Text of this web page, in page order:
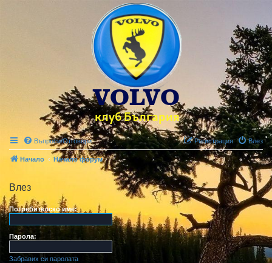
Въпроси/Отговори Влез
Регистрация
Начало Начало форум
Влез
Потребителско име:
Парола:
Забравих си паролата